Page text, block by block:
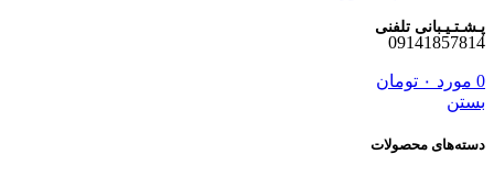
پـشـتـیـبانی تلفنی
09141857814
0 مورد ۰ تومان
بستن
دسته‌های محصولات